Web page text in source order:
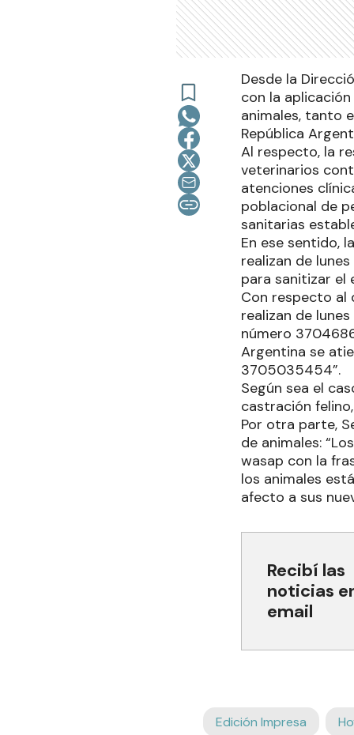
Desde la
con la
animales, tanto
República
Al respecto, la
veterinarios
atenciones
poblacional de
sanitarias
En ese sentido,
realizan de
para sanitizar el
Con respecto al
realizan de
número
Argentina se
3705035454”.
Según sea el
castración
Por otra parte,
de animales:
wasap con la
los animales
afecto a sus
Recibí las
noticias
email
Edición Impresa